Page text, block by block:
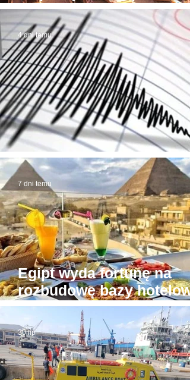
możliwe! Stąd awantury
Trzęsienie ziemi w
4 dni temu
Egipt wyda fortunę na
rozbudowę bazy
wokół Piramid w Gizie
7 dni temu
30 lip